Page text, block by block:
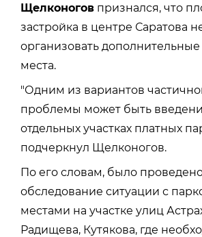
Щелконогов признался, что
застройка в центре Саратова
организовать
места.
"Одним из вариантов
проблемы может быть
отдельных участках платных
подчеркнул Щелконогов.
По его словам, было
обследование ситуации с
местами на участке улиц
Радищева, Кутякова, где